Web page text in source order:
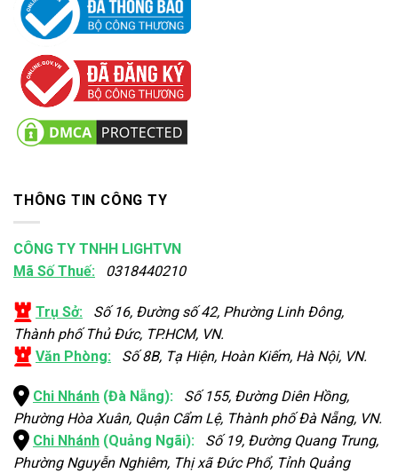
THÔNG TIN CÔNG TY
CÔNG TY TNHH LIGHTVN
Mã Số Thuế: 0318440210
Trụ Sở: Số 16, Đường số 42, Phường Linh Đông,
Thành phố Thủ Đức, TP.HCM, VN.
Văn Phòng: Số 8B, Tạ Hiện, Hoàn Kiếm, Hà Nội, VN.
Chi Nhánh (Đà Nẵng): Số 155, Đường Diên Hồng,
Phường Hòa Xuân, Quận Cẩm Lệ, Thành phố Đà Nẵng, VN.
Chi Nhánh (Quảng Ngãi): Số 19, Đường Quang Trung,
Phường Nguyễn Nghiêm, Thị xã Đức Phổ, Tỉnh Quảng